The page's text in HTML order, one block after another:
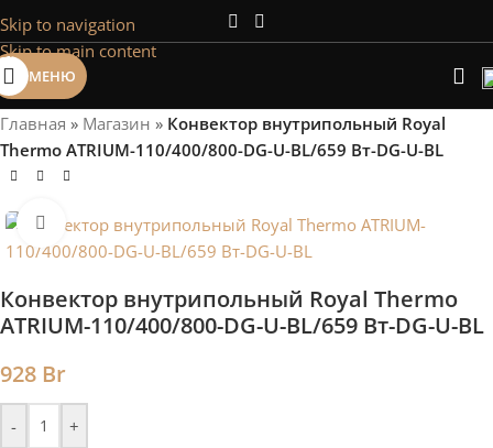
Skip to navigation
Skip to main content
Сэкономим Ваше время на подбор
Рассчитаем мощность | Предложим от 3х вариантов | В
наличии и под заказ
Скидки от 5%
МЕНЮ
Главная » Магазин » Конвектор внутрипольный Royal
Thermo ATRIUM-110/400/800-DG-U-BL/659 Вт-DG-U-BL
Нажмите, чтобы увеличить
Конвектор внутрипольный Royal Thermo
ATRIUM-110/400/800-DG-U-BL/659 Вт-DG-U-BL
928 Br
- +